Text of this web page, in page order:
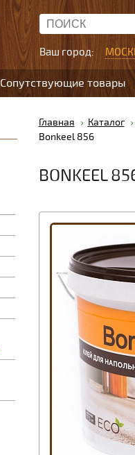
Ваш город:
Сопутствующие товары
Главная
Каталог
Bоnkeеl 856
BОNKEЕL